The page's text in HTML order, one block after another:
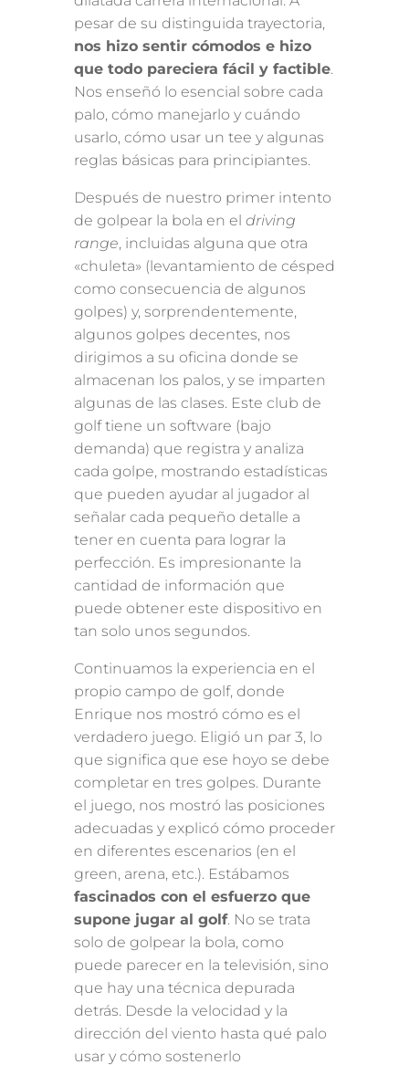
pesar de su distinguida trayectoria,
nos hizo sentir cómodos e hizo
que todo pareciera fácil y factible.
Nos enseñó lo esencial sobre cada
palo, cómo manejarlo y cuándo
usarlo, cómo usar un tee y algunas
reglas básicas para principiantes.
Después de nuestro primer intento
de golpear la bola en el driving
range, incluidas alguna que otra
«chuleta» (levantamiento de césped
como consecuencia de algunos
golpes) y, sorprendentemente,
algunos golpes decentes, nos
dirigimos a su oficina donde se
almacenan los palos, y se imparten
algunas de las clases. Este club de
golf tiene un software (bajo
demanda) que registra y analiza
cada golpe, mostrando estadísticas
que pueden ayudar al jugador al
señalar cada pequeño detalle a
tener en cuenta para lograr la
perfección. Es impresionante la
cantidad de información que
puede obtener este dispositivo en
tan solo unos segundos.
Continuamos la experiencia en el
propio campo de golf, donde
Enrique nos mostró cómo es el
verdadero juego. Eligió un par 3, lo
que significa que ese hoyo se debe
completar en tres golpes. Durante
el juego, nos mostró las posiciones
adecuadas y explicó cómo proceder
en diferentes escenarios (en el
green, arena, etc.). Estábamos
fascinados con el esfuerzo que
supone jugar al golf. No se trata
solo de golpear la bola, como
puede parecer en la televisión, sino
que hay una técnica depurada
detrás. Desde la velocidad y la
dirección del viento hasta qué palo
usar y cómo sostenerlo